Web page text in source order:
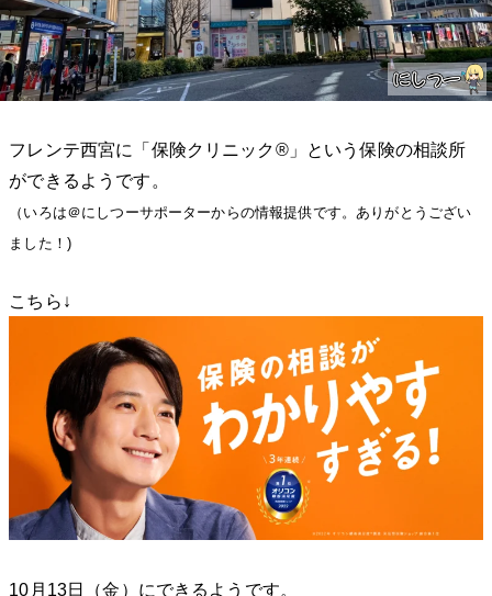
フレンテ西宮に「保険クリニック®」という保険の相談所
ができるようです。
（いろは＠にしつーサポーターからの情報提供です。ありがとうござい
ました！)
こちら↓
10月13日（金）にできるようです。